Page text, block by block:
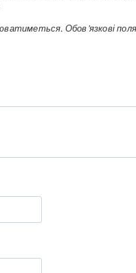
Обов’язкові